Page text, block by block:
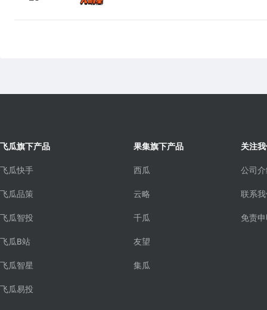
飞瓜旗下产品
飞瓜快手
飞瓜品策
飞瓜智投
飞瓜B站
飞瓜智星
飞瓜易投
果集旗下产品
西瓜
云略
千瓜
友望
集瓜
关注
公司
联系
免责